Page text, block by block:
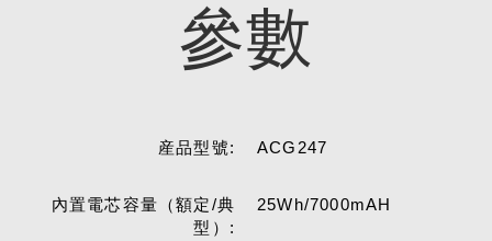
參數
産品型號: ACG247
內置電芯容量（額定/典
型）:
25Wh/7000mAH